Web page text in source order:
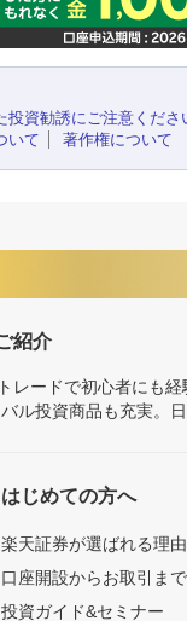
投資勧誘にご注意くださ
いて
著作権について
紹介
レードで初心者にも
ル投資商品も充実。
はじめての方へ
楽天証券が選ばれる理由
口座開設からお取引ま
投資ガイド&セミナー